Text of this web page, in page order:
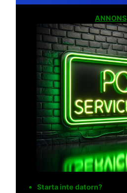
ANNONS
Starta inte datorn?